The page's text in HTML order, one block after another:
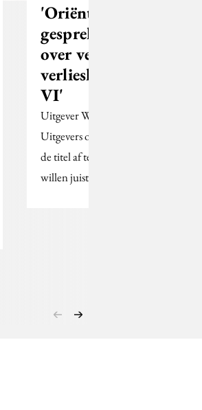
'Oriënterende
gesprekken
over verkoop
verlieslijdend
VI'
Uitgever WPG
Uitgevers ontkent van
de titel af te willen. 'We
willen juist vooruit.'